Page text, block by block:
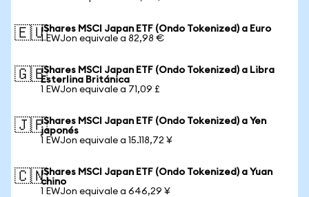
🇪🇺iShares MSCI Japan ETF (Ondo Tokenized) a Euro
1 EWJon equivale a 82,98 €
🇬🇧iShares MSCI Japan ETF (Ondo Tokenized) a Libra
Esterlina Británica
1 EWJon equivale a 71,09 £
🇯🇵iShares MSCI Japan ETF (Ondo Tokenized) a Yen
japonés
1 EWJon equivale a 15.118,72 ¥
🇨🇳iShares MSCI Japan ETF (Ondo Tokenized) a Yuan
chino
1 EWJon equivale a 646,29 ¥